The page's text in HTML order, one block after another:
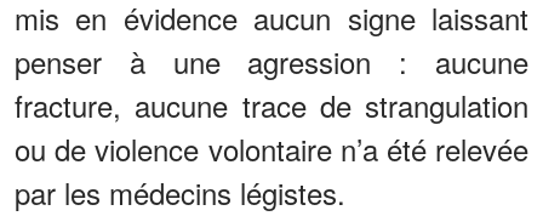
mis en évidence aucun signe laissant
penser à une agression : aucune
fracture, aucune trace de strangulation
ou de violence volontaire n’a été relevée
par les médecins légistes.